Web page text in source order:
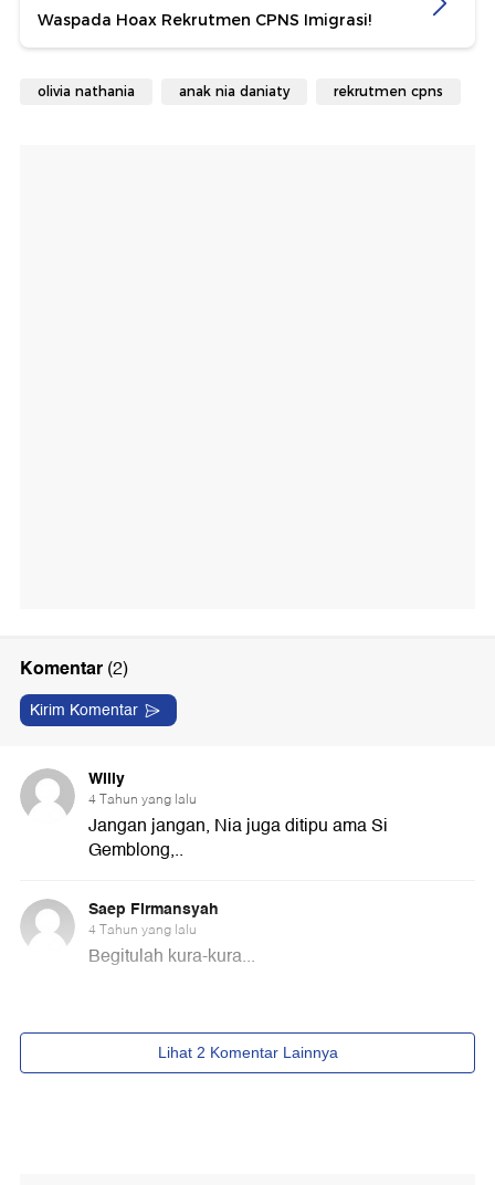
Waspada Hoax Rekrutmen CPNS Imigrasi!
olivia nathania anak nia daniaty rekrutmen cpns